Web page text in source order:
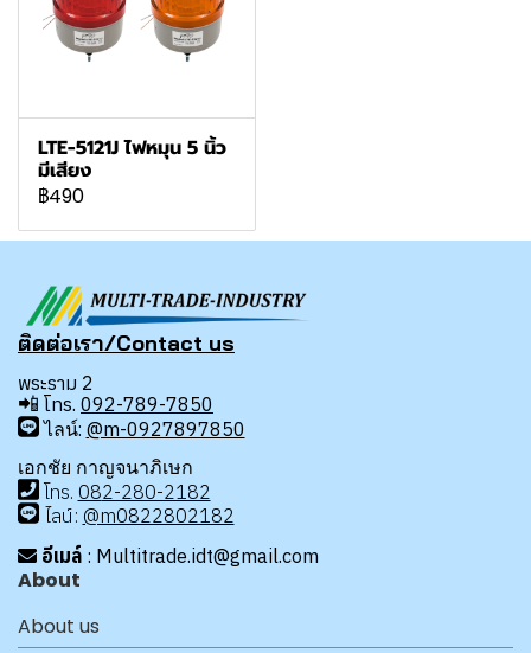
LTE-5121J ไฟหมุน 5 นิ้ว
มีเสียง
฿490
ติดต่อเรา/Contact us
พระราม 2
📲 โทร. 092-789-7850
ไลน์: @m-0927897850
เอกชัย กาญจนาภิเษก
โทร. 082-280-2182
ไลน์: @m0822802182
อีเมล์ : Multitrade.idt@gmail.com
About
About us